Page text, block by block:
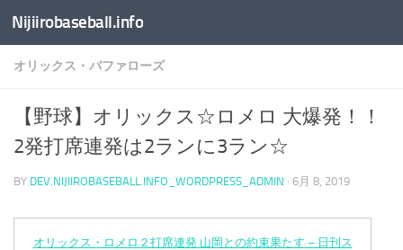
コンテンツへスキップ
Nijiirobaseball.info
オリックス・バファローズ
【野球】オリックス☆ロメロ 大爆発！！
2発打席連発は2ランに3ラン☆
BY DEV.NIJIIROBASEBALL.INFO_WORDPRESS_ADMIN · 6月 8, 2019
オリックス・ロメロ２打席連発 山岡との約束果たす – 日刊ス